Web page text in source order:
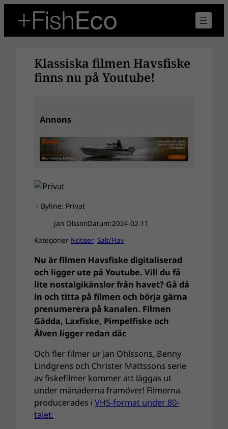
innehåll
Klassiska filmen Havsfiske
finns nu på Youtube!
Annons
- Byline: Privat
Jan OlssonDatum:2024-02-11
Kategorier Notiser, Salt/Hav
Nu är filmen Havsfiske digitaliserad
och ligger ute på Youtube. Vill du få
lite nostalgikänslor från havet? Gå då
in och titta på filmen och börja gärna
prenumerera på kanalen. Filmen
Gädda, Laxfiske, Pimpelfiske och
Älven ligger redan där.
Och fler filmer ur Jan Ohlssons, Benny
Lindgrens och Christer Mattssons serie
av fiskefilmer kommer att läggas ut
under månaderna framöver! Filmerna
producerades iVHS-format under 80-
talet.